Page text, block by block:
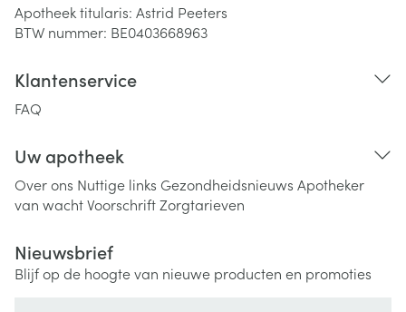
Apotheek titularis: Astrid Peeters
BTW nummer: BE0403668963
Klantenservice
FAQ
Uw apotheek
Over ons Nuttige links Gezondheidsnieuws Apotheker
van wachtVoorschriftZorgtarieven
Nieuwsbrief
Blijf op de hoogte van nieuwe producten en promoties